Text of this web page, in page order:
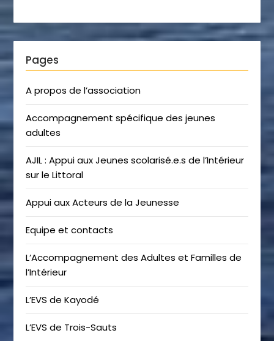
Pages
A propos de l’association
Accompagnement spécifique des jeunes
adultes
AJIL : Appui aux Jeunes scolarisé.e.s de l’Intérieur
sur le Littoral
Appui aux Acteurs de la Jeunesse
Equipe et contacts
L’Accompagnement des Adultes et Familles de
l’Intérieur
L’EVS de Kayodé
L’EVS de Trois-Sauts